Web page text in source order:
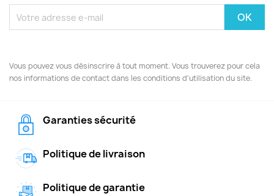
Vous pouvez vous désinscrire à tout moment. Vous trouverez pour cela
nos informations de contact dans les conditions d'utilisation du site.
Garanties sécurité
Politique de livraison
Politique de garantie